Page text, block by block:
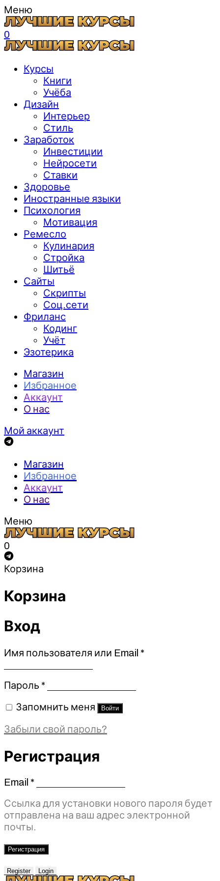
Меню
0
Курсы
Книги
Учёба
Дизайн
Интерьер
Стиль
Заработок
Инвестиции
Нейросети
Ставки
Здоровье
Иностранные языки
Психология
Мотивация
Ремесло
Кулинария
Стройка
Шитьё
Сайты
Скрипты
Соц.сети
Фриланс
Кодинг
Учёт
Эзотерика
Магазин
Избранное
Аккаунт
О нас
Мой аккаунт
Магазин
Избранное
Аккаунт
О нас
Меню
0
Корзина
Корзина
Вход
Имя пользователя или Email *Обязательно
Пароль *Обязательно
Запомнить меня Войти
Забыли свой пароль?
Регистрация
Email *Обязательно
Ссылка для установки нового пароля будет
отправлена ​​на ваш адрес электронной
почты.
Регистрация
Register Login